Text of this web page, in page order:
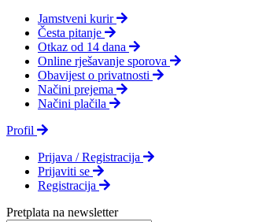
Jamstveni kurir
Česta pitanje
Otkaz od 14 dana
Online rješavanje sporova
Obavijest o privatnosti
Načini prejema
Načini plačila
Profil
Prijava / Registracija
Prijaviti se
Registracija
Pretplata na newsletter